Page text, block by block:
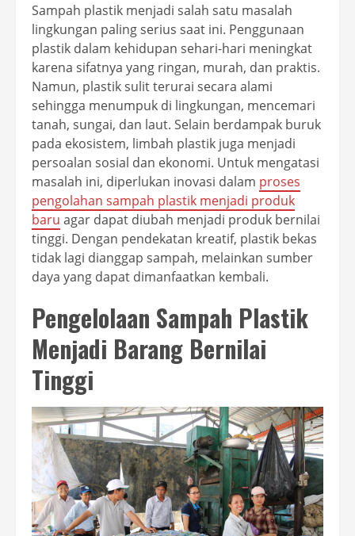
Sampah plastik menjadi salah satu masalah
lingkungan paling serius saat ini. Penggunaan
plastik dalam kehidupan sehari-hari meningkat
karena sifatnya yang ringan, murah, dan praktis.
Namun, plastik sulit terurai secara alami
sehingga menumpuk di lingkungan, mencemari
tanah, sungai, dan laut. Selain berdampak buruk
pada ekosistem, limbah plastik juga menjadi
persoalan sosial dan ekonomi. Untuk mengatasi
masalah ini, diperlukan inovasi dalam proses
pengolahan sampah plastik menjadi produk
baru agar dapat diubah menjadi produk bernilai
tinggi. Dengan pendekatan kreatif, plastik bekas
tidak lagi dianggap sampah, melainkan sumber
daya yang dapat dimanfaatkan kembali.
Pengelolaan Sampah Plastik
Menjadi Barang Bernilai
Tinggi